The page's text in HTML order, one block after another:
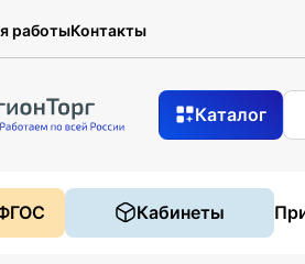
работыКонтакты
Каталог
Кабинеты